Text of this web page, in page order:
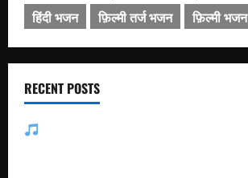
हिंदी भजन
फ़िल्मी तर्ज भजन फ़िल्मी भजन
RECENT POSTS